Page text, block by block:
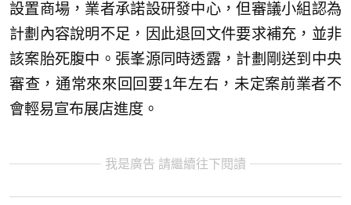
設置商場，業者承諾設研發中心，但審議小組認為
計劃內容說明不足，因此退回文件要求補充，並非
該案胎死腹中。張峯源同時透露，計劃剛送到中央
審查，通常來來回回要1年左右，未定案前業者不
會輕易宣布展店進度。
我是廣告 請繼續往下閱讀